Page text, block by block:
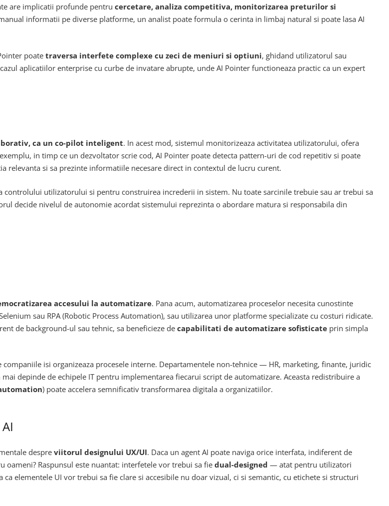
are implicatii profunde pentru cercetare, analiza competitiva, monitorizarea preturilor si
informatii pe diverse platforme, un analist poate formula o cerinta in limbaj natural si poate lasa AI
poate traversa interfete complexe cu zeci de meniuri si optiuni, ghidand utilizatorul sau
aplicatiilor enterprise cu curbe de invatare abrupte, unde AI Pointer functioneaza practic ca un expert
ca un co-pilot inteligent. In acest mod, sistemul monitorizeaza activitatea utilizatorului, ofera
in timp ce un dezvoltator scrie cod, AI Pointer poate detecta pattern-uri de cod repetitiv si poate
relevanta si sa prezinte informatiile necesare direct in contextul de lucru curent.
controlului utilizatorului si pentru construirea increderii in sistem. Nu toate sarcinile trebuie sau ar trebui sa
decide nivelul de autonomie acordat sistemului reprezinta o abordare matura si responsabila din
accesului la automatizare. Pana acum, automatizarea proceselor necesita cunostinte
sau RPA (Robotic Process Automation), sau utilizarea unor platforme specializate cu costuri ridicate.
de background-ul sau tehnic, sa beneficieze de capabilitati de automatizare sofisticate prin simpla
isi organizeaza procesele interne. Departamentele non-tehnice — HR, marketing, finante, juridic
mai depinde de echipele IT pentru implementarea fiecarui script de automatizare. Aceasta redistribuire a
) poate accelera semnificativ transformarea digitala a organizatiilor.
despre viitorul designului UX/UI. Daca un agent AI poate naviga orice interfata, indiferent de
Raspunsul este nuantat: interfetele vor trebui sa fie dual-designed — atat pentru utilizatori
elementele UI vor trebui sa fie clare si accesibile nu doar vizual, ci si semantic, cu etichete si structuri